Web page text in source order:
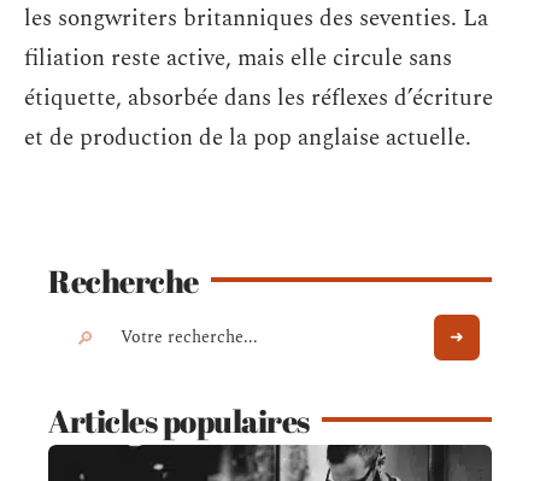
les songwriters britanniques des seventies. La
filiation reste active, mais elle circule sans
étiquette, absorbée dans les réflexes d’écriture
et de production de la pop anglaise actuelle.
Recherche
Articles populaires